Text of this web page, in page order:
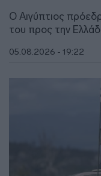
Ο Αιγύπτιος
του προς την
05.08.2026 - 19:22